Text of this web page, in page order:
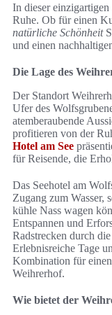
In dieser
Ruhe. Ob für einen
natürliche Schönheit
und einen
Die Lage des
Der Standort
Ufer des
atemberaubende
profitieren von der
Hotel am See
für Reisende, die
Das Seehotel am
Zugang zum Wasser,
kühle Nass wagen
Entspannen und
Radstrecken durch
Erlebnisreiche Tage
Kombination für
Weihrerhof.
Wie bietet der